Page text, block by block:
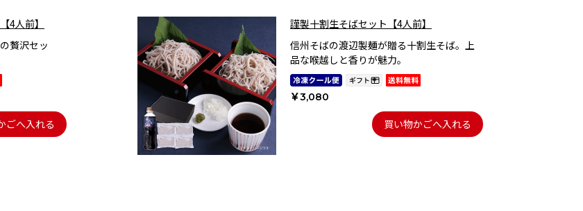
4人前】
贅沢セッ
ごへ入れる
謹製十割生そばセット【4人前】
信州そばの渡辺製麺が贈る十割生そば。上
品な喉越しと香りが魅力。
￥3,080
買い物かごへ入れる